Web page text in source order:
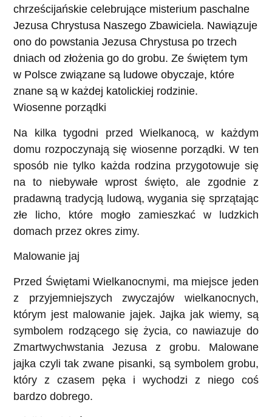
chrześcijańskie celebrujące misterium paschalne
Jezusa Chrystusa Naszego Zbawiciela. Nawiązuje
ono do powstania Jezusa Chrystusa po trzech
dniach od złożenia go do grobu. Ze świętem tym
w Polsce związane są ludowe obyczaje, które
znane są w każdej katolickiej rodzinie.
Wiosenne porządki
Na kilka tygodni przed Wielkanocą, w każdym
domu rozpoczynają się wiosenne porządki. W ten
sposób nie tylko każda rodzina przygotowuje się
na to niebywałe wprost święto, ale zgodnie z
pradawną tradycją ludową, wygania się sprzątając
złe licho, które mogło zamieszkać w ludzkich
domach przez okres zimy.
Malowanie jaj
Przed Świętami Wielkanocnymi, ma miejsce jeden
z przyjemniejszych zwyczajów wielkanocnych,
którym jest malowanie jajek. Jajka jak wiemy, są
symbolem rodzącego się życia, co nawiazuje do
Zmartwychwstania Jezusa z grobu. Malowane
jajka czyli tak zwane pisanki, są symbolem grobu,
który z czasem pęka i wychodzi z niego coś
bardzo dobrego.